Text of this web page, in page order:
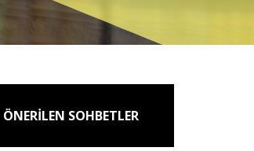
ÖNERİLEN SOHBETLER